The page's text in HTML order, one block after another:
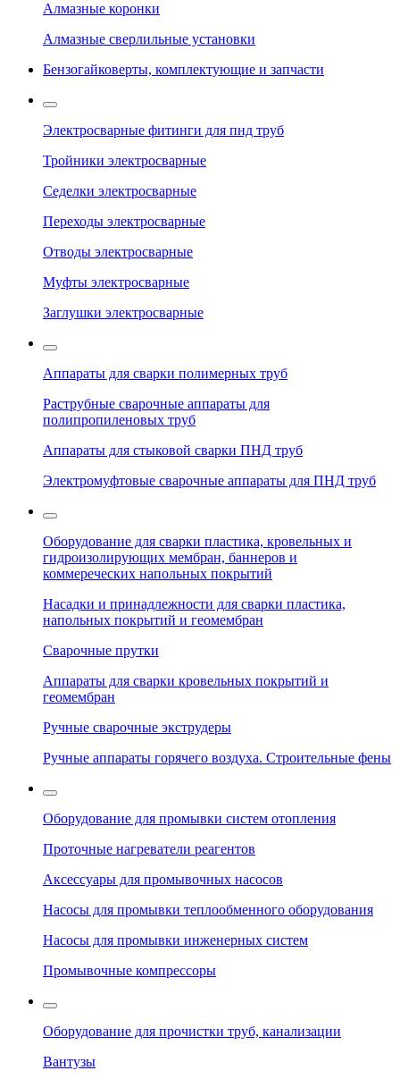
Алмазные коронки
Алмазные сверлильные установки
Бензогайковерты, комплектующие и запчасти
Электросварные фитинги для пнд труб
Тройники электросварные
Седелки электросварные
Переходы электросварные
Отводы электросварные
Муфты электросварные
Заглушки электросварные
Аппараты для сварки полимерных труб
Раструбные сварочные аппараты для
полипропиленовых труб
Аппараты для стыковой сварки ПНД труб
Электромуфтовые сварочные аппараты для ПНД труб
Оборудование для сварки пластика, кровельных и
гидроизолирующих мембран, баннеров и
коммереческих напольных покрытий
Насадки и принадлежности для сварки пластика,
напольных покрытий и геомембран
Сварочные прутки
Аппараты для сварки кровельных покрытий и
геомембран
Ручные сварочные экструдеры
Ручные аппараты горячего воздуха. Строительные фены
Оборудование для промывки систем отопления
Проточные нагреватели реагентов
Аксессуары для промывочных насосов
Насосы для промывки теплообменного оборудования
Насосы для промывки инженерных систем
Промывочные компрессоры
Оборудование для прочистки труб, канализации
Вантузы